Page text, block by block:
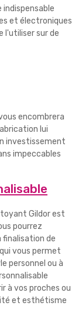
indispensable
et électroniques
l'utiliser sur de
encombrera
lui
investissement
impeccables
Gildor est
pourrez
de
vous permet
personnel ou à
à vos proches ou
et esthétisme